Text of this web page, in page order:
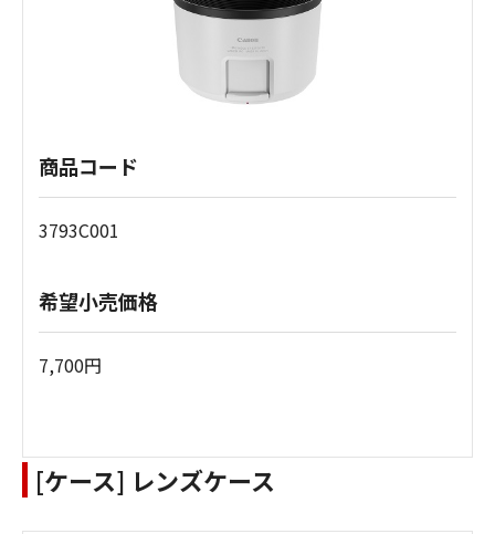
商品コード
3793C001
希望小売価格
7,700円
[ケース] レンズケース